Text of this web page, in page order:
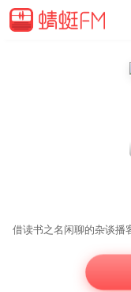
一档以阅读撬动生活
买书爱好者，读书拖